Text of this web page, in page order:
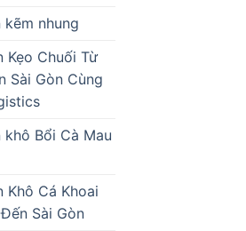
kẽm nhung
Kẹo Chuối Từ
Sài Gòn Cùng
khô Bổi Cà Mau
Khô Cá Khoai
Sài Gòn